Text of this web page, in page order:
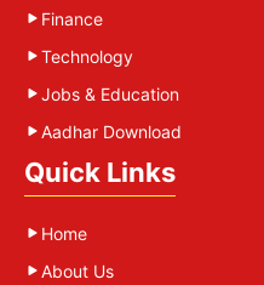
Finance
Technology
Jobs & Education
Aadhar Download
Quick Links
Home
About Us